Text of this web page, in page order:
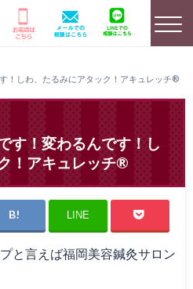
鍼灸詳細
選ばれる理由
！しわ、たるみにアタック！アキュレッチ®
す！変わるんです！し
！アキュレッチ®
LINE
と言えば福岡美容鍼灸サロン